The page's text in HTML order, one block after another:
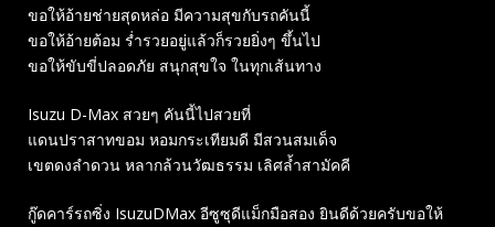
ขอให้อ้ายช่ายสุดหล่อ มีความสุขกับรถคันนี้
ขอให้อ้ายต้อม ร่ำรวยอยู่แล้วก็รวยยิ่งๆ ขึ้นไป
ขอให้ขับขี่ปลอดภัย สนุกสุขใจ ในทุกเส้นทาง
Isuzu D-Max สวยๆ คันนี้ไปสวยที่
แดนปราสาทขอม หอมกระเทียมดี มีสวนสมเด็จ
เขตดงลำดวน หลากล้วนวัฒธรรม เลิศล้ำสามัคคี
กู๊ดคาร์รถซิ่ง IsuzuDMax อีซูซุดีแม็กมือสอง ยินดีด้วยครับขอให้